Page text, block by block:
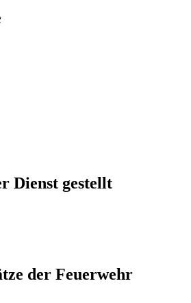
Dienst gestellt
der Feuerwehr